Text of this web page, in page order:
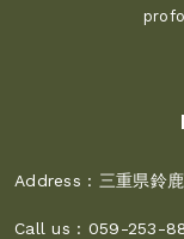
Address : 三重県鈴
Call us : 059-253-